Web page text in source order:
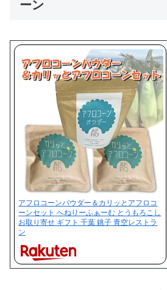
ーン
アフロコーンパウダー＆カリッとアフロコ
ーンセット へねりーふぁーむ とうもろこし
お取り寄せ ギフト 千葉 銚子 青空レストラ
ン